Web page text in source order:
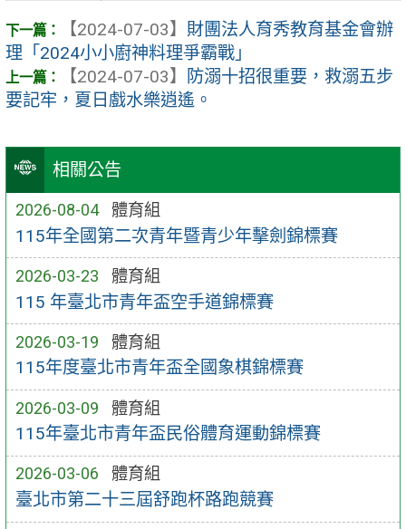
相關公告
2026-08-04 體育組
115年全國第二次青年暨青少年擊劍錦標賽
2026-03-23 體育組
115 年臺北市青年盃空手道錦標賽
2026-03-19 體育組
115年度臺北市青年盃全國象棋錦標賽
2026-03-09 體育組
115年臺北市青年盃民俗體育運動錦標賽
2026-03-06 體育組
臺北市第二十三屆舒跑杯路跑競賽
【2024-07-03】 財團法人育秀教育基金會辦
理「2024小小廚神料理爭霸戰」
【2024-07-03】
防溺十招很重要，救溺五步
要記牢，夏日戲水樂逍遙。